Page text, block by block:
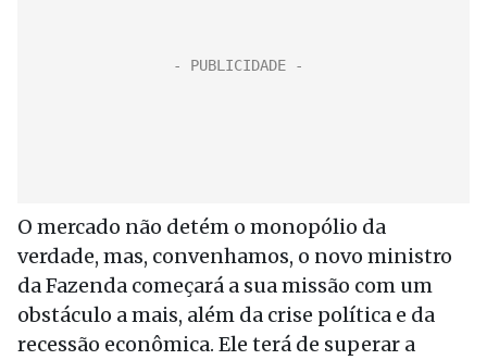
O mercado não detém o monopólio da
verdade, mas, convenhamos, o novo ministro
da Fazenda começará a sua missão com um
obstáculo a mais, além da crise política e da
recessão econômica. Ele terá de superar a